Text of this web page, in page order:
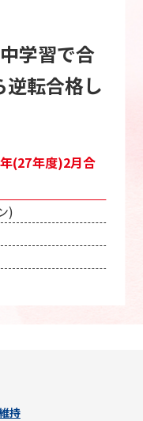
学習で合
転合格し
(27年度)2月合
)
持